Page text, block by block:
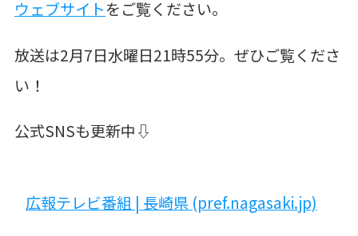
ウェブサイトをご覧ください。
放送は2月7日水曜日21時55分。ぜひご覧くださ
い！
公式SNSも更新中⇩
広報テレビ番組 | 長崎県 (pref.nagasaki.jp)